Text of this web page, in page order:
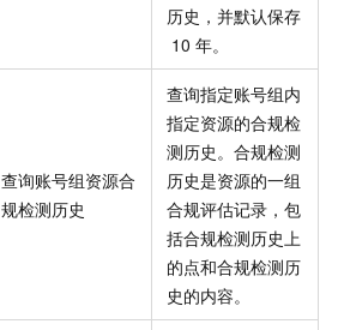
历史，并默认保存
10 年。
查询账号组资源合
规检测历史
查询指定账号组内
指定资源的合规检
测历史。合规检测
历史是资源的一组
合规评估记录，包
括合规检测历史上
的点和合规检测历
史的内容。